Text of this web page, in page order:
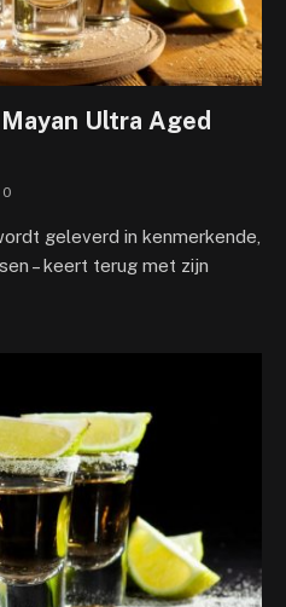
Ultra Aged
0
geleverd in kenmerkende,
– keert terug met zijn